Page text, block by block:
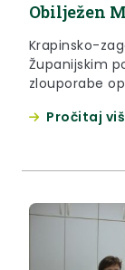
Obilježen
Krapinsko-
Županijskim
zlouporabe
organizirala je
Pročitaj